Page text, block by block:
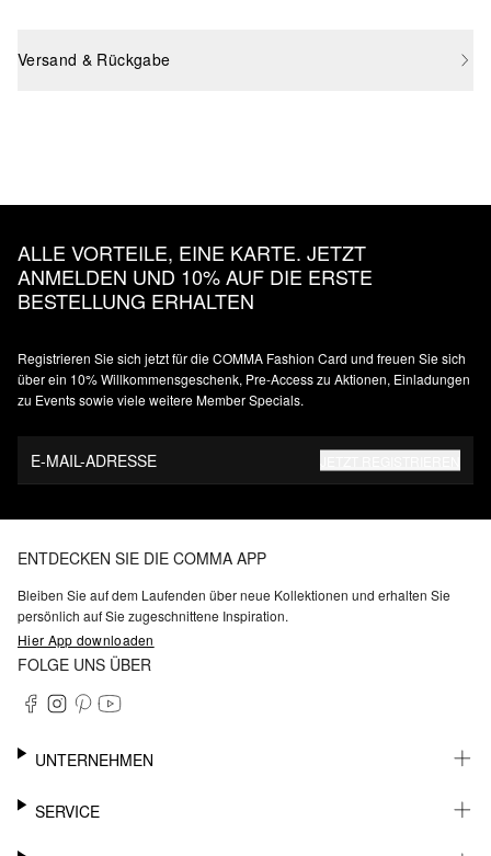
Versand & Rückgabe
ALLE VORTEILE, EINE KARTE. JETZT
ANMELDEN UND 10% AUF DIE ERSTE
BESTELLUNG ERHALTEN
Registrieren Sie sich jetzt für die COMMA Fashion Card und freuen Sie sich
über ein 10% Willkommensgeschenk, Pre-Access zu Aktionen, Einladungen
zu Events sowie viele weitere Member Specials.
E-MAIL-ADRESSE
ENTDECKEN SIE DIE COMMA APP
Bleiben Sie auf dem Laufenden über neue Kollektionen und erhalten Sie
persönlich auf Sie zugeschnittene Inspiration.
Hier App downloaden
FOLGE UNS ÜBER
UNTERNEHMEN
KARRIERE
SERVICE